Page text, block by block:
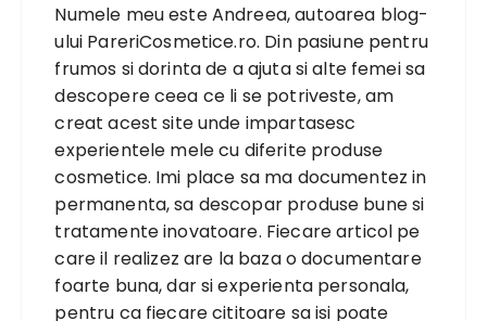
Numele meu este Andreea, autoarea blog-
ului PareriCosmetice.ro. Din pasiune pentru
frumos si dorinta de a ajuta si alte femei sa
descopere ceea ce li se potriveste, am
creat acest site unde impartasesc
experientele mele cu diferite produse
cosmetice. Imi place sa ma documentez in
permanenta, sa descopar produse bune si
tratamente inovatoare. Fiecare articol pe
care il realizez are la baza o documentare
foarte buna, dar si experienta personala,
pentru ca fiecare cititoare sa isi poate